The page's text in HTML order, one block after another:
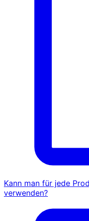
Kann man für jede
verwenden?